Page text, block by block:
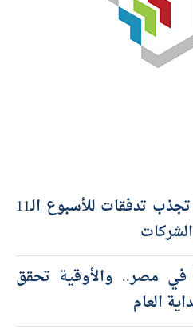
صناديق الأسهم العالمية تجذب تدفقات للأسبوع الـ11
130 جنيهًا في مصر.. والأوقية تحقق
العام